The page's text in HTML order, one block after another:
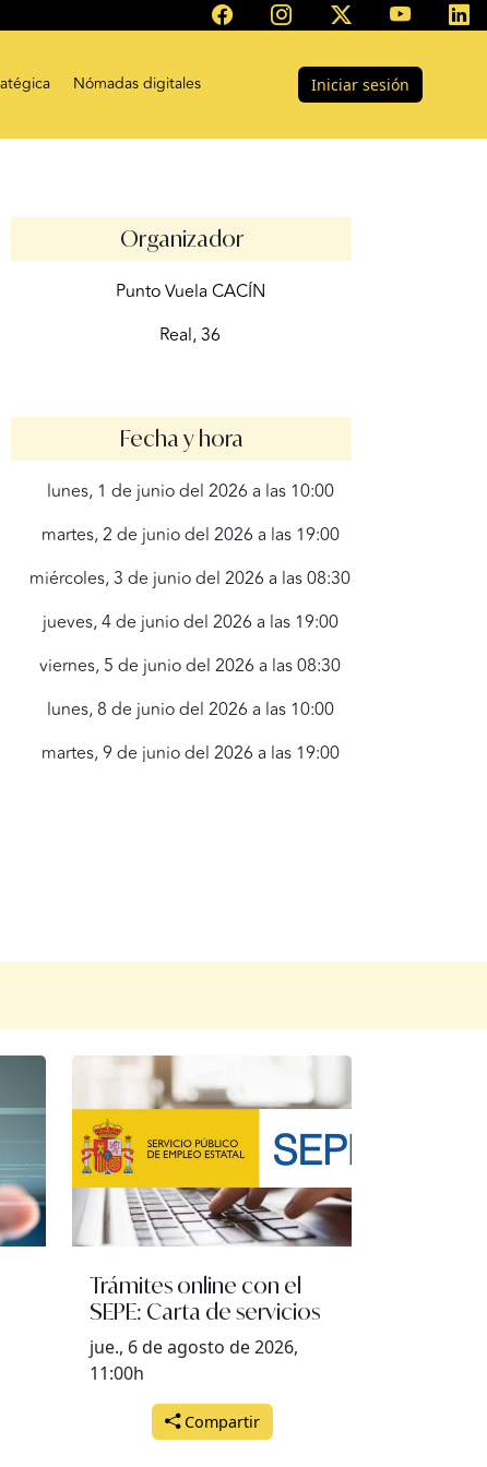
Nómadas digitales Iniciar sesión
Organizador
Punto Vuela CACÍN
Real, 36
Fecha y hora
lunes, 1 de junio del 2026 a las 10:00
martes, 2 de junio del 2026 a las 19:00
miércoles, 3 de junio del 2026 a las 08:30
jueves, 4 de junio del 2026 a las 19:00
viernes, 5 de junio del 2026 a las 08:30
lunes, 8 de junio del 2026 a las 10:00
martes, 9 de junio del 2026 a las 19:00
Trámites online con el
SEPE: Carta de servicios
jue., 6 de agosto de 2026,
11:00h
Compartir